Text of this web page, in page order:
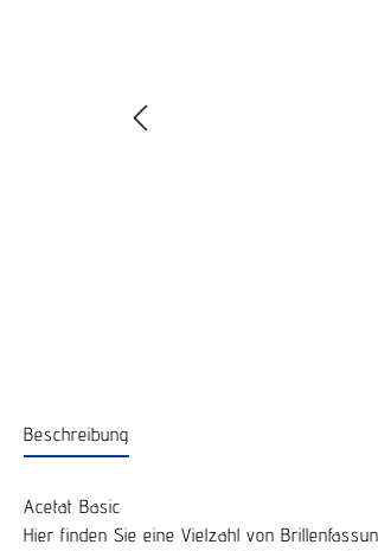
Beschreibung
Acetat Basic
Hier finden Sie eine Vielzahl von